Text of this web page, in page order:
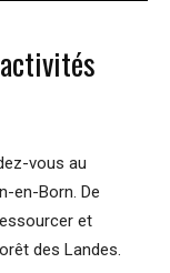
vous au
en-Born. De
et
des Landes.